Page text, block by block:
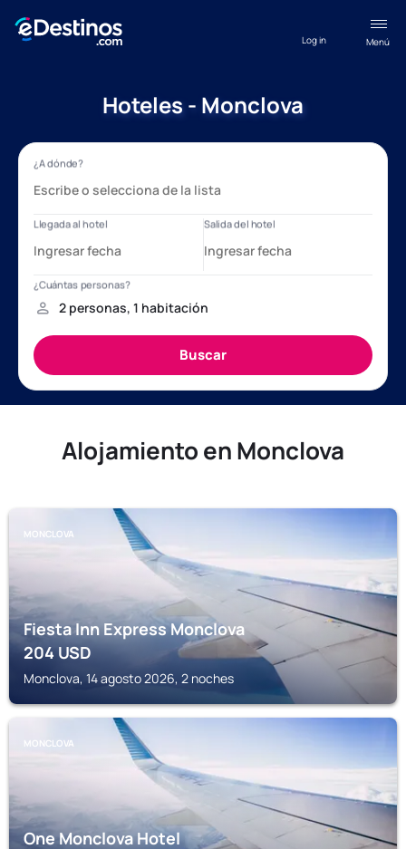
Menú
Log in
Hoteles - Monclova
Alojamiento en Monclova
MONCLOVA
Fiesta Inn Express Monclova
204USD
Monclova, 14 agosto 2026, 2 noches
MONCLOVA
One Monclova Hotel